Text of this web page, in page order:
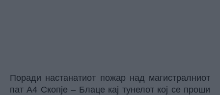
Поради настанатиот пожар над магистралниот
пат А4 Скопје – Блаце кај тунелот кој се проши